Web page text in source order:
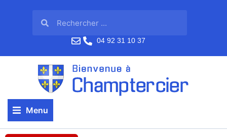
04 92 31 10 37
Menu